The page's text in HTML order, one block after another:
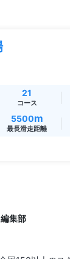
21
コース
5500m
最長滑走距離
集部